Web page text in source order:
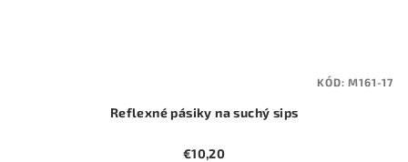
Reflexné pásiky na suchý sips
€10,20
KÓD:M161-17